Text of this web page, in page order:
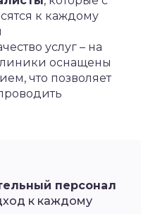
к каждому
услуг – на
оснащены
что позволяет
персонал
к каждому